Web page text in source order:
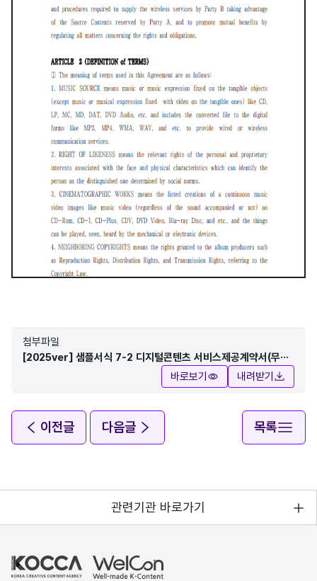
첨부파일
[2025ver] 샘플서식 7-2 디지털콘텐츠 서비스제공계약서(무선)
바로보기 내려받기
이전글 다음글 목록
관련기관 바로가기